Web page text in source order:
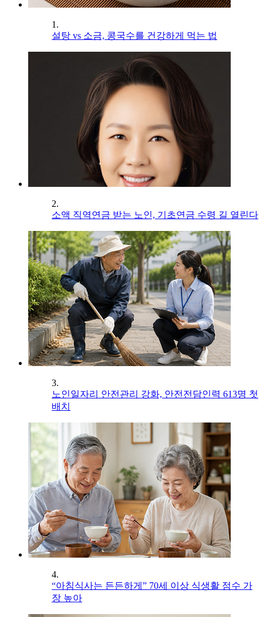
1.
설탕 vs 소금, 콩국수를 건강하게 먹는 법
2.
소액 직역연금 받는 노인, 기초연금 수령 길 열린다
3.
노인일자리 안전관리 강화, 안전전담인력 613명 첫
배치
4.
“아침식사는 든든하게” 70세 이상 식생활 점수 가
장 높아